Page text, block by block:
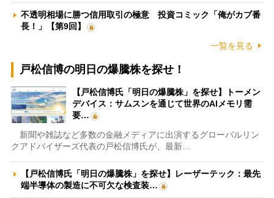
不透明相場に勝つ信用取引の極意 投資コミック「俺がカブ番
長！」【第9回】
一覧を見る
戸松信博の明日の爆騰株を探せ！
【戸松信博氏「明日の爆騰株」を探せ】トーメン
デバイス：サムスンを通じて世界のAIメモリ需
要…
新聞や雑誌など多数の金融メディアに出演するグローバルリン
クアドバイザーズ代表の戸松信博氏が、最新…
【戸松信博氏「明日の爆騰株」を探せ】レーザーテック：最先
端半導体の製造に不可欠な検査装…